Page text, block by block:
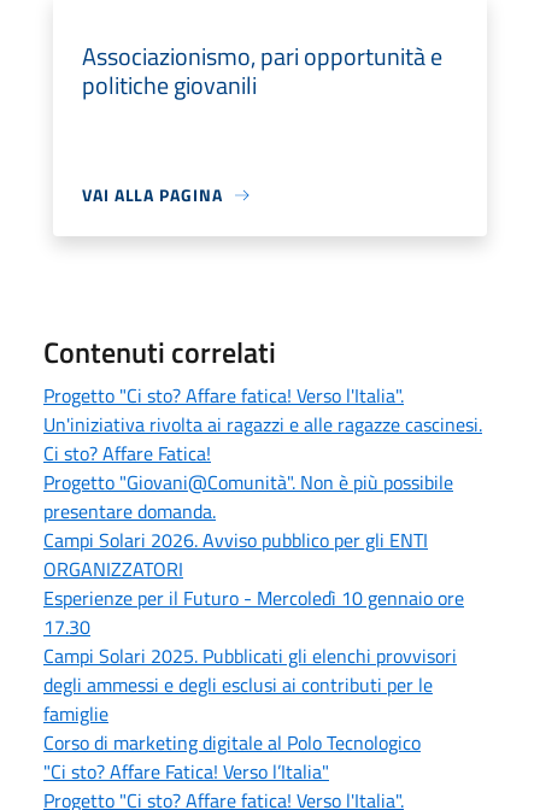
Associazionismo, pari opportunità e
politiche giovanili
VAI ALLA PAGINA
Contenuti correlati
Progetto "Ci sto? Affare fatica! Verso l'Italia".
Un'iniziativa rivolta ai ragazzi e alle ragazze cascinesi.
Ci sto? Affare Fatica!
Progetto "Giovani@Comunità". Non è più possibile
presentare domanda.
Campi Solari 2026. Avviso pubblico per gli ENTI
ORGANIZZATORI
Esperienze per il Futuro - Mercoledì 10 gennaio ore
17.30
Campi Solari 2025. Pubblicati gli elenchi provvisori
degli ammessi e degli esclusi ai contributi per le
famiglie
Corso di marketing digitale al Polo Tecnologico
"Ci sto? Affare Fatica! Verso l’Italia"
Progetto "Ci sto? Affare fatica! Verso l'Italia".